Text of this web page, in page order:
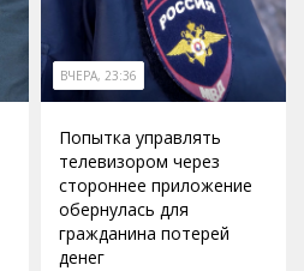
ВЧЕРА, 23:36
Попытка управлять
телевизором через
стороннее приложение
обернулась для
гражданина потерей
денег